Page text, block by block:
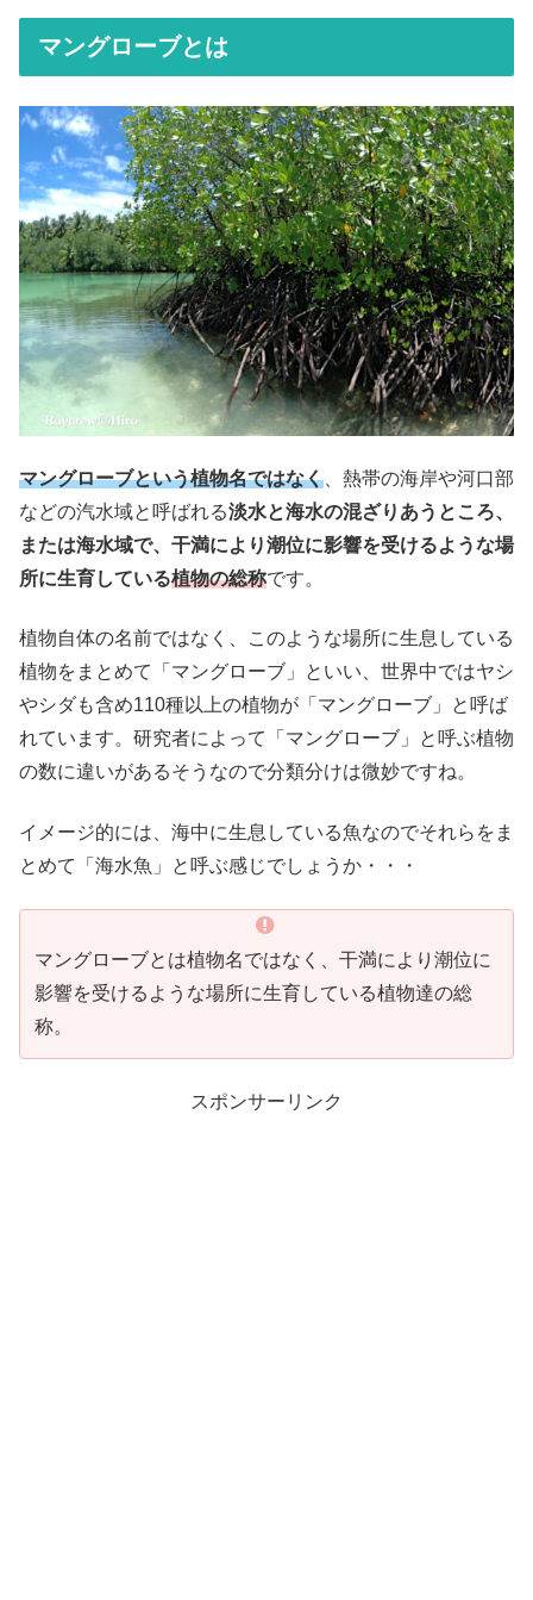
マングローブとは
マングローブという植物名ではなく 、熱帯の海岸や河口部
などの汽水域と呼ばれる淡水と海水の混ざりあうところ、
または海水域で、干満により潮位に影響を受けるような場
所に生育している植物の総称です。
植物自体の名前ではなく、このような場所に生息している
植物をまとめて「マングローブ」といい、世界中ではヤシ
やシダも含め110種以上の植物が「マングローブ」と呼ば
れています。研究者によって「マングローブ」と呼ぶ植物
の数に違いがあるそうなので分類分けは微妙ですね。
イメージ的には、海中に生息している魚なのでそれらをま
とめて「海水魚」と呼ぶ感じでしょうか・・・
マングローブとは植物名ではなく、干満により潮位に
影響を受けるような場所に生育している植物達の総
称。
スポンサーリンク